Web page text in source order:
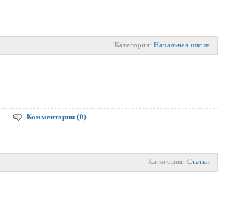
Категория: Начальная школа
Комментарии (0)
Категория: Статьи